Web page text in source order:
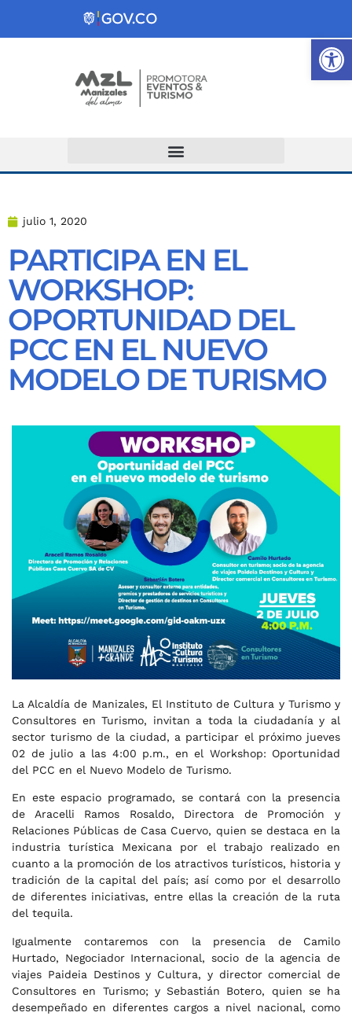
julio 1, 2020
PARTICIPA EN EL
WORKSHOP:
OPORTUNIDAD DEL
PCC EN EL NUEVO
MODELO DE TURISMO
La Alcaldía de Manizales, El Instituto de Cultura y Turismo y
Consultores en Turismo, invitan a toda la ciudadanía y al
sector turismo de la ciudad, a participar el próximo jueves
02 de julio a las 4:00 p.m., en el Workshop: Oportunidad
del PCC en el Nuevo Modelo de Turismo.
En este espacio programado, se contará con la presencia
de Aracelli Ramos Rosaldo, Directora de Promoción y
Relaciones Públicas de Casa Cuervo, quien se destaca en la
industria turística Mexicana por el trabajo realizado en
cuanto a la promoción de los atractivos turísticos, historia y
tradición de la capital del país; así como por el desarrollo
de diferentes iniciativas, entre ellas la creación de la ruta
del tequila.
Igualmente contaremos con la presencia de Camilo
Hurtado, Negociador Internacional, socio de la agencia de
viajes Paideia Destinos y Cultura, y director comercial de
Consultores en Turismo; y Sebastián Botero, quien se ha
desempeñado en diferentes cargos a nivel nacional, como